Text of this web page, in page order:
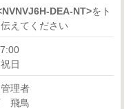
DEA-NT>をト
えてください
日
理者
飛鳥